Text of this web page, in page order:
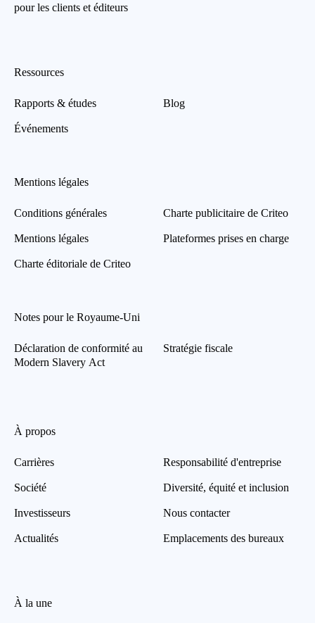
pour les clients et éditeurs
Ressources
Rapports & études
Événements
Blog
Mentions légales
Conditions générales
Mentions légales
Charte éditoriale de Criteo
Charte publicitaire de Criteo
Plateformes prises en charge
Notes pour le Royaume-Uni
Déclaration de conformité au
Modern Slavery Act
Stratégie fiscale
À propos
Carrières
Société
Investisseurs
Actualités
Responsabilité d'entreprise
Diversité, équité et inclusion
Nous contacter
Emplacements des bureaux
À la une